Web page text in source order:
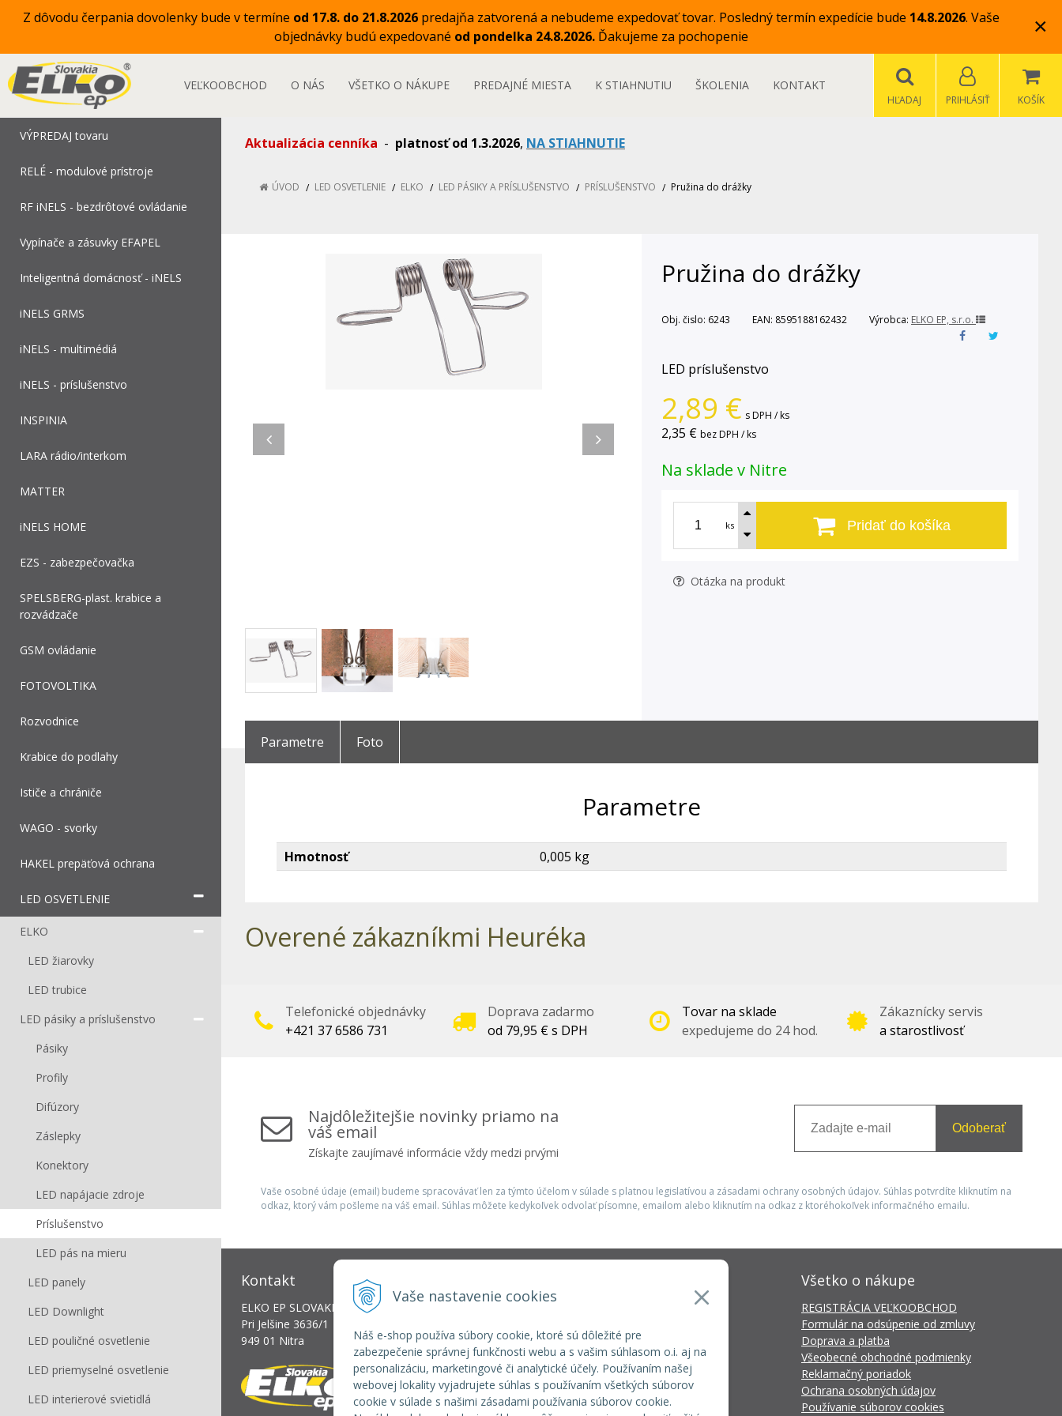
Vaše nastavenie cookies
Náš e-shop používa súbory cookie, ktoré sú dôležité pre
zabezpečenie správnej funkčnosti webu a s vašim súhlasom o.i. aj na
personalizáciu, marketingové či analytické účely. Používaním našej
webovej lokality vyjadrujete súhlas s používaním všetkých súborov
cookie v súlade s našimi zásadami používania súborov cookie.
Z dôvodu čerpania dovolenky bude v termíne od 17.8. do 21.8.2026 predajňa zatvorená a nebudeme expedovať tovar. Posledný termín expedície bude 14.8.2026. Vaše
objednávky budú expedované od pondelka 24.8.2026. Ďakujeme za pochopenie ×
VEĽKOOBCHOD O NÁS VŠETKO O NÁKUPE PREDAJNÉ MIESTA K STIAHNUTIU ŠKOLENIA KONTAKT
KOŠÍK
PRIHLÁSIŤ
HĽADAJ
VÝPREDAJ tovaru
RELÉ - modulové prístroje
RF iNELS - bezdrôtové ovládanie
Vypínače a zásuvky EFAPEL
Inteligentná domácnosť - iNELS
iNELS GRMS
iNELS - multimédiá
iNELS - príslušenstvo
INSPINIA
LARA rádio/interkom
MATTER
iNELS HOME
EZS - zabezpečovačka
SPELSBERG-plast. krabice a
rozvádzače
GSM ovládanie
FOTOVOLTIKA
Rozvodnice
Krabice do podlahy
Ističe a chrániče
WAGO - svorky
HAKEL prepäťová ochrana
LED OSVETLENIE
ELKO
LED žiarovky
LED trubice
LED pásiky a príslušenstvo
Pásiky
Profily
Difúzory
Záslepky
Konektory
LED napájacie zdroje
Príslušenstvo
LED pás na mieru
LED panely
LED Downlight
LED pouličné osvetlenie
LED priemyselné osvetlenie
LED interierové svietidlá
Aktualizácia cenníka - platnosť od 1.3.2026, NA STIAHNUTIE
ÚVOD LED OSVETLENIE ELKO LED PÁSIKY A PRÍSLUŠENSTVO PRÍSLUŠENSTVO Pružina do drážky
Pružina do drážky
Obj. čislo: 6243 EAN: 8595188162432 Výrobca: ELKO EP, s.r.o.
LED príslušenstvo
2,89 € s DPH / ks
2,35 € bez DPH / ks
Na sklade v Nitre
ks Pridať do košíka
Otázka na produkt
Parametre Foto
Parametre
Hmotnosť 0,005 kg
Overené zákazníkmi Heuréka
Telefonické objednávky
+421 37 6586 731
Doprava zadarmo
od 79,95 € s DPH
Tovar na sklade
expedujeme do 24 hod.
Zákaznícky servis
a starostlivosť
Najdôležitejšie novinky priamo na
váš email
Získajte zaujímavé informácie vždy medzi prvými
Odoberať
Vaše osobné údaje (email) budeme spracovávať len za týmto účelom v súlade s platnou legislatívou a zásadami ochrany osobných údajov. Súhlas potvrdíte kliknutím na
odkaz, ktorý vám pošleme na váš email. Súhlas môžete kedykoľvek odvolať písomne, emailom alebo kliknutím na odkaz z ktoréhokoľvek informačného emailu.
Kontakt
ELKO EP SLOVAKIA, s.r.o.
Pri Jelšine 3636/1
949 01 Nitra
+421 37 6586 731
+421 907 982 328
Všetko o nákupe
REGISTRÁCIA VEĽKOOBCHOD
Formulár na odsúpenie od zmluvy
Doprava a platba
Všeobecné obchodné podmienky
Reklamačný poriadok
Ochrana osobných údajov
Používanie súborov cookies